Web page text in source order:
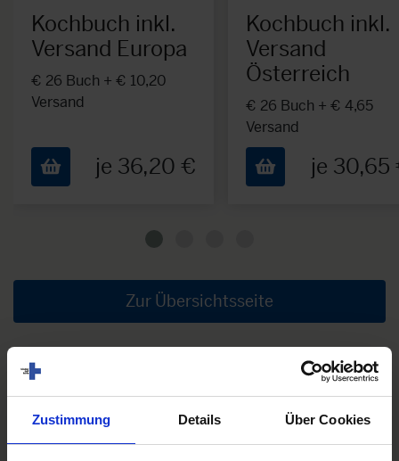
Zustimmung Details Über Cookies
Kochbuch inkl.
Versand Europa
€ 26 Buch + € 10,20
Versand
je 36,20 €
Kochbuch inkl.
Versand
Österreich
€ 26 Buch + € 4,65
Versand
je 30,65
Zur Übersichtsseite